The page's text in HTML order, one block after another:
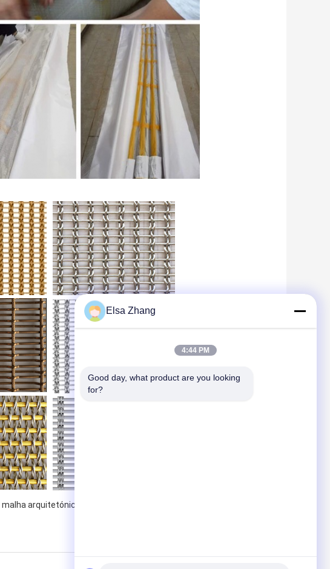
malha arquitetónica de aço inoxidável de PVD
Elsa Zhang
4:44 PM
Good day, what product are you looking
for?